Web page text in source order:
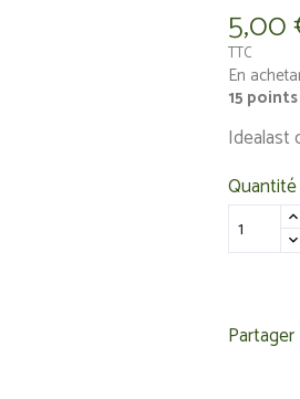
5,00
TTC
En
15 points
Idealast
Quantité
Partager